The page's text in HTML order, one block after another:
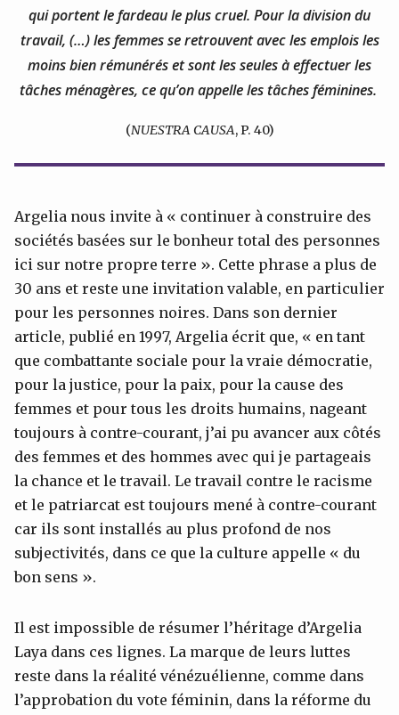
qui portent le fardeau le plus cruel. Pour la division du
travail, (…) les femmes se retrouvent avec les emplois les
moins bien rémunérés et sont les seules à effectuer les
tâches ménagères, ce qu’on appelle les tâches féminines.
(NUESTRA CAUSA, P. 40)
Argelia nous invite à « continuer à construire des
sociétés basées sur le bonheur total des personnes
ici sur notre propre terre ». Cette phrase a plus de
30 ans et reste une invitation valable, en particulier
pour les personnes noires. Dans son dernier
article, publié en 1997, Argelia écrit que, « en tant
que combattante sociale pour la vraie démocratie,
pour la justice, pour la paix, pour la cause des
femmes et pour tous les droits humains, nageant
toujours à contre-courant, j’ai pu avancer aux côtés
des femmes et des hommes avec qui je partageais
la chance et le travail. Le travail contre le racisme
et le patriarcat est toujours mené à contre-courant
car ils sont installés au plus profond de nos
subjectivités, dans ce que la culture appelle « du
bon sens ».
Il est impossible de résumer l’héritage d’Argelia
Laya dans ces lignes. La marque de leurs luttes
reste dans la réalité vénézuélienne, comme dans
l’approbation du vote féminin, dans la réforme du